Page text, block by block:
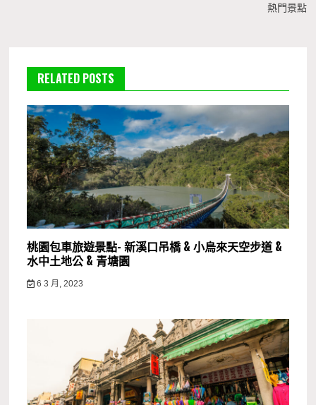
熱門景點
RELATED POSTS
桃園包車旅遊景點- 新溪口吊橋 & 小烏來天空步道 &
水中土地公 & 青塘園
6 3 月, 2023